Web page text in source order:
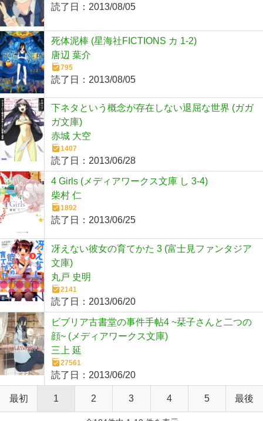
読了日： 2013/08/05
死体泥棒 (星海社FICTIONS カ 1-2)
唐辺 葉介
795
読了日： 2013/08/05
下ネタという概念が存在しない退屈な世界 (ガガ
ガ文庫)
赤城 大空
1407
読了日： 2013/06/28
4 Girls (メディアワークス文庫 し 3-4)
柴村 仁
1892
読了日： 2013/06/25
冴えない彼女の育てかた 3 (富士見ファンタジア
文庫)
丸戸 史明
2141
読了日： 2013/06/20
ビブリア古書堂の事件手帖4 ~栞子さんと二つの
顔~ (メディアワークス文庫)
三上 延
27561
読了日： 2013/06/20
最初 1 2 3 4 5 最後